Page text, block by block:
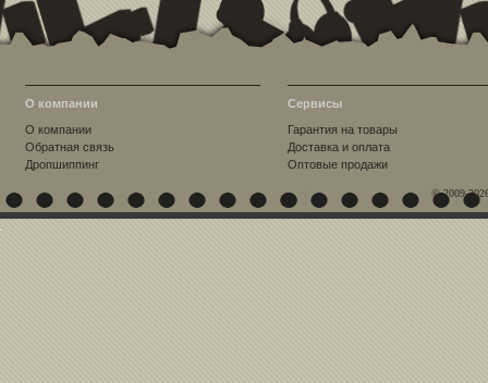
О компании
О компании
Обратная связь
Дропшиппинг
Сервисы
Гарантия на товары
Доставка и оплата
Оптовые продажи
© 2009-